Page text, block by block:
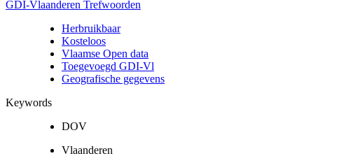
GDI-Vlaanderen Trefwoorden
Herbruikbaar
Kosteloos
Vlaamse Open data
Toegevoegd GDI-Vl
Geografische gegevens
Keywords
DOV
Vlaanderen